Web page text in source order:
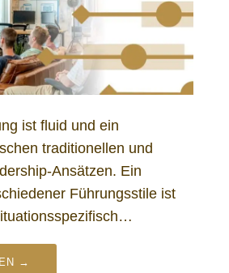
ist fluid und ein
traditionellen und
Ansätzen. Ein
Führungsstile ist
→